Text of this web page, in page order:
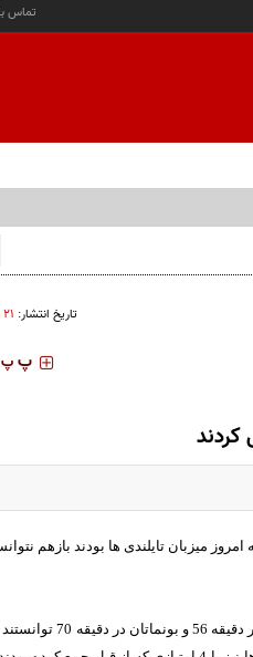
تماس
تاریخ انتشار: ۲۱ مهر ۱۳۹۴ - ۱۸:۲۳
‍‍‍ پ پ
میزبان تایلندی ها بودند بازهم
در این بازی تایلندی ها با گل های کروکریت تاویکارن در